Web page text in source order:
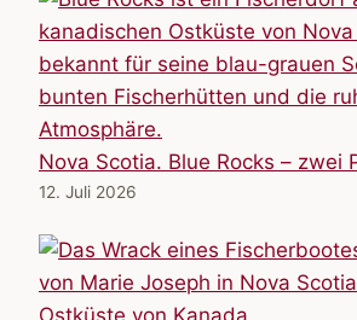
Nova Scotia. Blue Rocks – zwei
12. Juli 2026